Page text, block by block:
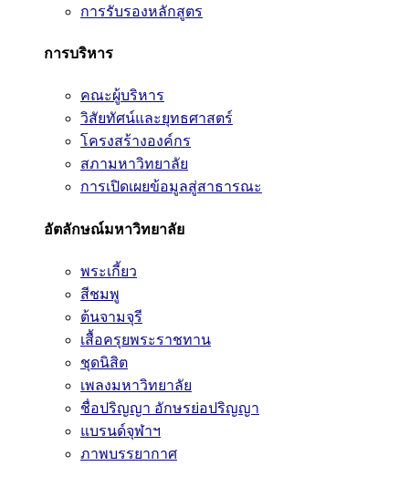
การรับรองหลักสูตร
การบริหาร
คณะผู้บริหาร
วิสัยทัศน์และยุทธศาสตร์
โครงสร้างองค์กร
สภามหาวิทยาลัย
การเปิดเผยข้อมูลสู่สาธารณะ
อัตลักษณ์มหาวิทยาลัย
พระเกี้ยว
สีชมพู
ต้นจามจุรี
เสื้อครุยพระราชทาน
ชุดนิสิต
เพลงมหาวิทยาลัย
ชื่อปริญญา อักษรย่อปริญญา
แบรนด์จุฬาฯ
ภาพบรรยากาศ